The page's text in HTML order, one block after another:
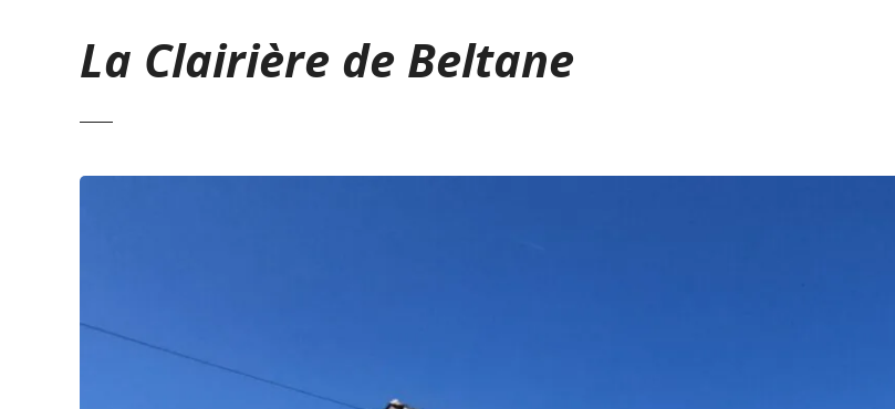
La Clairière de Beltane